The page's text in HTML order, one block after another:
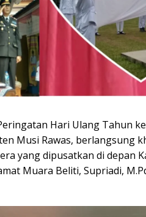
Hari Ulang Tahun
Musi Rawas, berlangsung
yang dipusatkan di depan
Muara Beliti, Supriadi,